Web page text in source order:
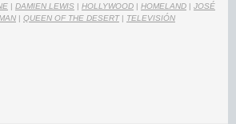
| DAMIEN LEWIS | HOLLYWOOD | HOMELAND | JOSÉ
| QUEEN OF THE DESERT| TELEVISIÓN